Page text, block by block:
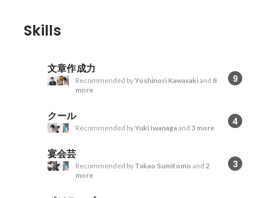
Skills
文章作成力
9
Recommended byYoshinori Kawasakiand 8
more
クール 4
Recommended byYuki Iwanagaand 3 more
宴会芸
3
Recommended by Takao Sumitomo and 2
more